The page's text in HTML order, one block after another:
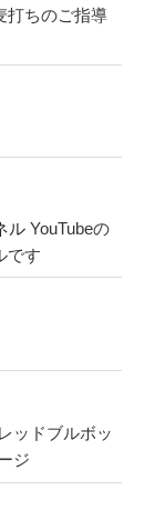
打ちのご指導
ル YouTubeの
です
レッドブルボッ
ジ